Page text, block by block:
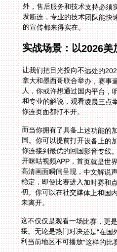
的宣传都来得实在。
实战场景：以2026美
让我们把目光投向不远处的
拿大和墨西哥联合举办，赛事
人，你或许想通过国内平台，
和专业的解说，观看凌晨三点
你连页面都打不开。
而当你拥有了具备上述功能的
同。你可以提前打开设备上的
你连接到最优的回国影音专线
开咪咕视频APP，首页就是世
高清画面瞬间呈现，中文解说
稳定，即使比赛进入加时赛和
初。你可以在社交媒体上和国
未离开。
这不仅仅是观看一场比赛，更
接。无论是热门对决还是“在
利当前地区不可播放”这样的比